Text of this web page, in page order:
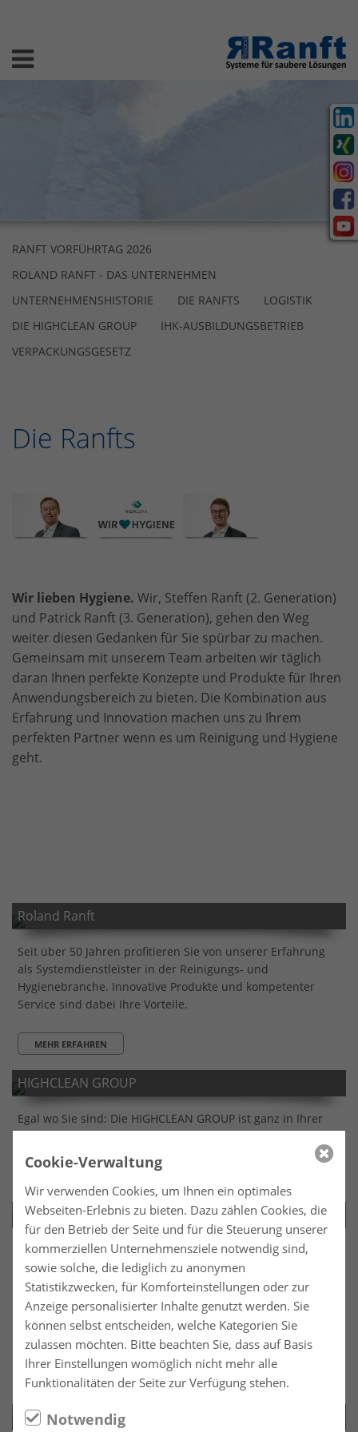
RANFT VORFÜHRTAG 2026
ROLAND RANFT - DAS UNTERNEHMEN
UNTERNEHMENSHISTORIE
DIE RANFTS
LOGISTIK
DIE HIGHCLEAN GROUP
IHK-AUSBILDUNGSBETRIEB
VERPACKUNGSGESETZ
Die Ranfts
Wir lieben Hygiene. Wir, Steffen Ranft (2. Generation)
und Patrick Ranft (3. Generation), gehen den Weg
weiter diesen Gedanken für Sie spürbar zu machen.
Gemeinsam mit unserem Team arbeiten wir täglich
daran Ihnen perfekte Konzepte und Produkte für Ihren
Anwendungsbereich zu bieten. Die Kombination aus
Erfahrung und Innovation machen uns zu Ihrem
perfekten Partner wenn es um Reinigung und Hygiene
geht.
Roland Ranft
Seit über 50 Jahren profitieren Sie von unserer Erfahrung
als Systemdienstleister in der Reinigungs- und
Hygienebranche. Innovative Produkte und kompetenter
Service sind dabei Ihre Vorteile.
MEHR ERFAHREN
HIGHCLEAN GROUP
Egal wo Sie sind: Die HIGHCLEAN GROUP ist ganz in Ihrer
Nähe. Werden Sie Partner eines starken Partners.
Produkt-Tipp August
Unser Produkt-Tipp für den Monat Juli ist die Stokoderm®
SUN PROTECT 50 PURE von SC Johnson.
In vielen gewerblichen Bereichen ist Sonnenschutz Pflicht.
Schützen Sie sich und Ihre Haut vor der gefährlichen UV
Strahlung mit der Stokoderm® SUN PROTECT 50 PURE mit
einem UPF Schutzfaktor von 50.
MEHR ERFAHREN
Produkte und Dienstleistungen
Cookie-Verwaltung
Wir verwenden Cookies, um Ihnen ein optimales
Webseiten-Erlebnis zu bieten. Dazu zählen Cookies, die
für den Betrieb der Seite und für die Steuerung unserer
kommerziellen Unternehmensziele notwendig sind,
sowie solche, die lediglich zu anonymen
Statistikzwecken, für Komforteinstellungen oder zur
Anzeige personalisierter Inhalte genutzt werden. Sie
können selbst entscheiden, welche Kategorien Sie
zulassen möchten. Bitte beachten Sie, dass auf Basis
Ihrer Einstellungen womöglich nicht mehr alle
Funktionalitäten der Seite zur Verfügung stehen.
Notwendig